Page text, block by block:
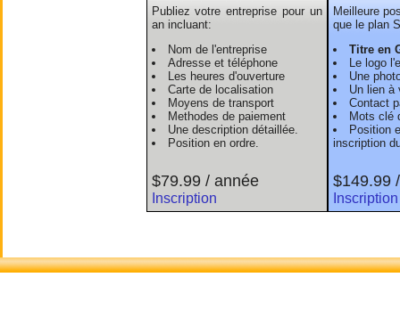
Publiez votre entreprise pour un
an incluant:
Nom de l'entreprise
Adresse et téléphone
Les heures d'ouverture
Carte de localisation
Moyens de transport
Methodes de paiement
Une description détaillée.
Position en ordre.
$79.99 / année
Inscription
Meilleure
que le plan
Titre en
Le logo
Une
Un lien à
Contact
Mots clé
Position
inscription
$149.99
Inscription